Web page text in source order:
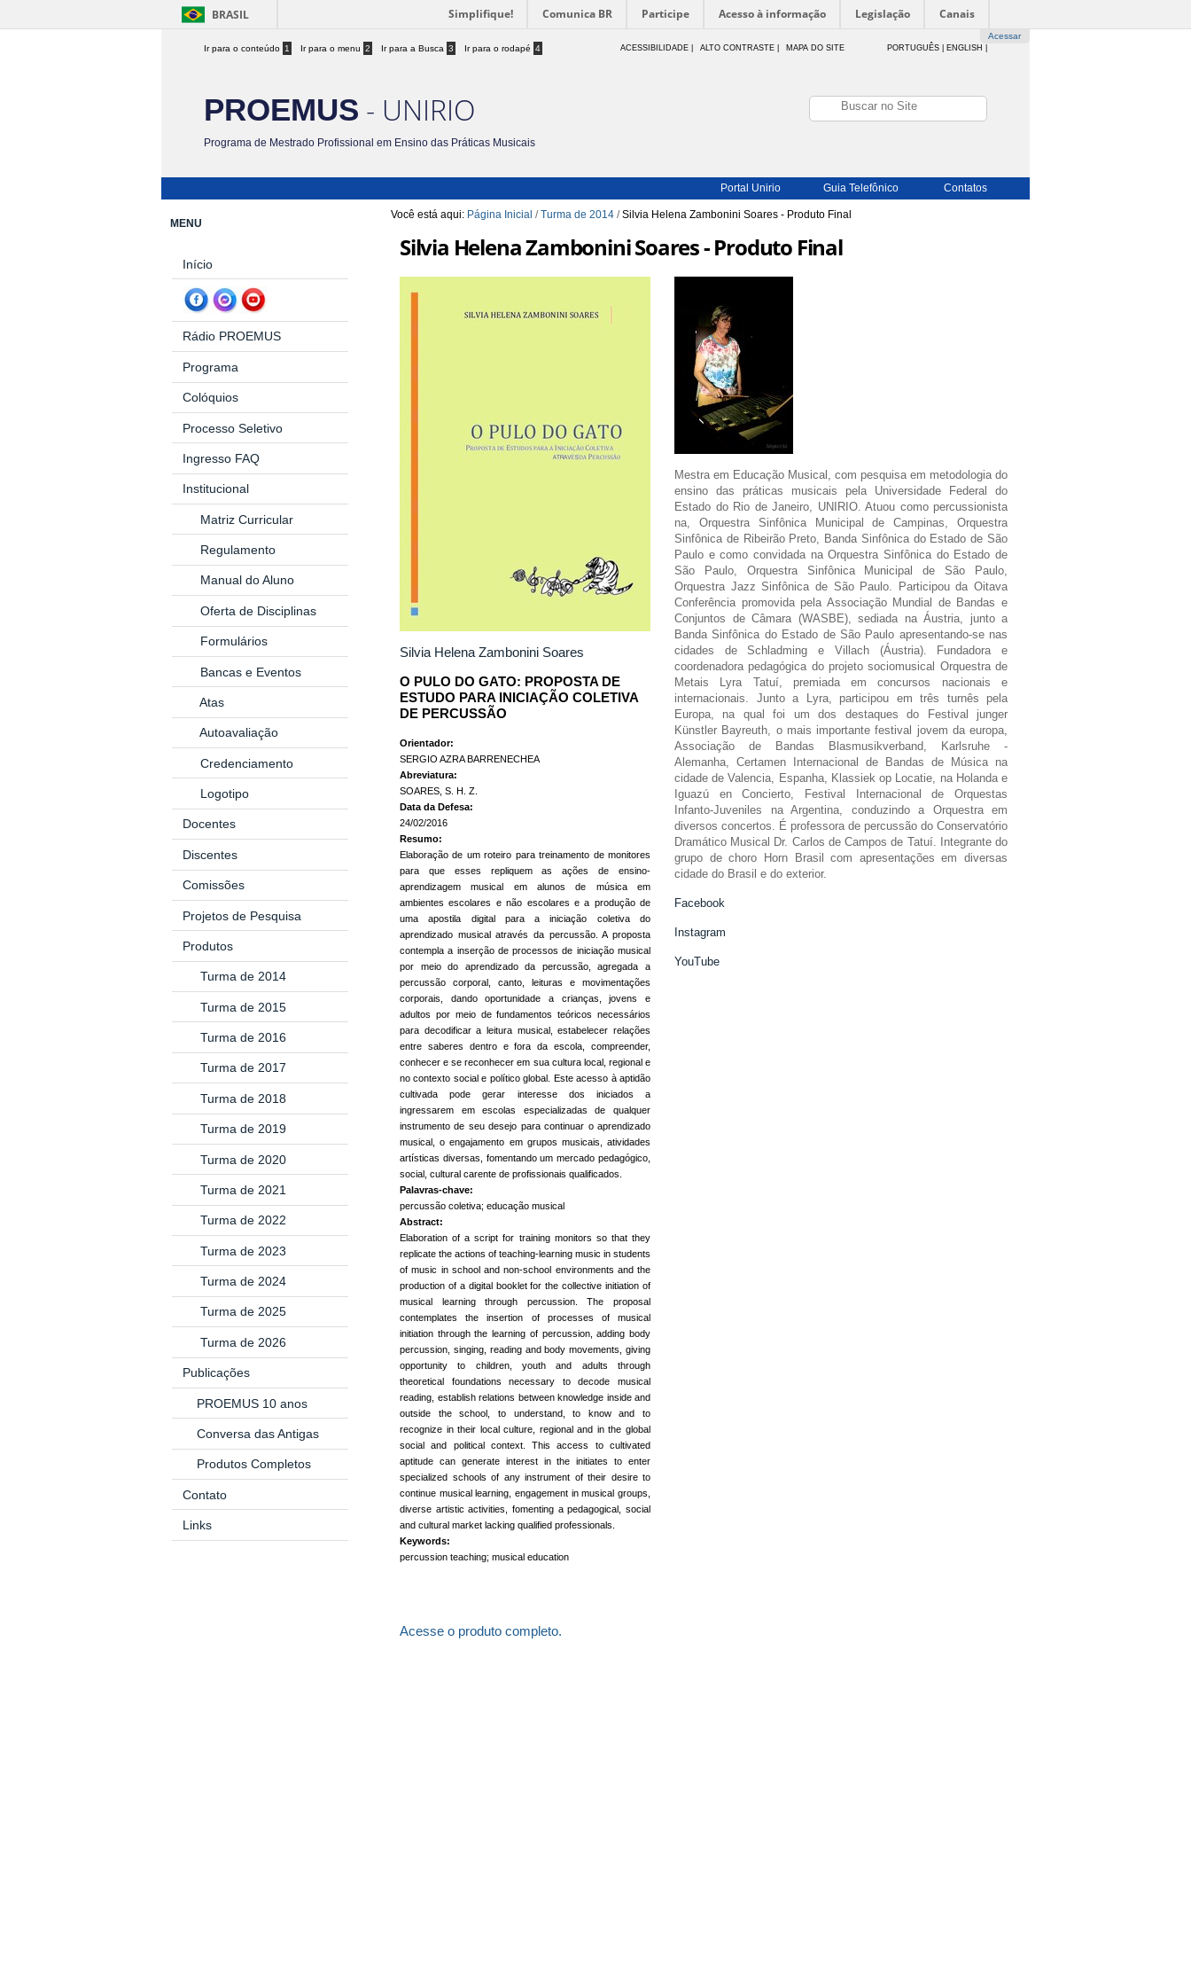
BRASIL Simplifique! Comunica BR Participe Acesso à informação Legislação Canais
Acessar
Ir para o conteúdo 1 Ir para o menu 2 Ir para a Busca 3 Ir para o rodapé 4 PORTUGUÊS | ENGLISH |
ACESSIBILIDADE ALTO CONTRASTE | MAPA DO SITE
PROEMUS - UNIRIO
Programa de Mestrado Profissional em Ensino das Práticas Musicais
Portal Unirio Guia Telefônico Contatos
Você está aqui: Página Inicial /Turma de 2014 /Silvia Helena Zambonini Soares - Produto Final
Silvia Helena Zambonini Soares - Produto Final
Silvia Helena Zambonini Soares
O PULO DO GATO: PROPOSTA DE
ESTUDO PARA INICIAÇÃO COLETIVA
DE PERCUSSÃO
Orientador:
SERGIO AZRA BARRENECHEA
Abreviatura:
SOARES, S. H. Z.
Data da Defesa:
24/02/2016
Resumo:
Elaboração de um roteiro para treinamento de monitores
para que esses repliquem as ações de ensino-
aprendizagem musical em alunos de música em
ambientes escolares e não escolares e a produção de
uma apostila digital para a iniciação coletiva do
aprendizado musical através da percussão. A proposta
contempla a inserção de processos de iniciação musical
por meio do aprendizado da percussão, agregada a
percussão corporal, canto, leituras e movimentações
corporais, dando oportunidade a crianças, jovens e
adultos por meio de fundamentos teóricos necessários
para decodificar a leitura musical, estabelecer relações
entre saberes dentro e fora da escola, compreender,
conhecer e se reconhecer em sua cultura local, regional e
no contexto social e político global. Este acesso à aptidão
cultivada pode gerar interesse dos iniciados a
ingressarem em escolas especializadas de qualquer
instrumento de seu desejo para continuar o aprendizado
musical, o engajamento em grupos musicais, atividades
artísticas diversas, fomentando um mercado pedagógico,
social, cultural carente de profissionais qualificados.
Palavras-chave:
percussão coletiva; educação musical
Abstract:
Elaboration of a script for training monitors so that they
replicate the actions of teaching-learning music in students
of music in school and non-school environments and the
production of a digital booklet for the collective initiation of
musical learning through percussion. The proposal
contemplates the insertion of processes of musical
initiation through the learning of percussion, adding body
percussion, singing, reading and body movements, giving
opportunity to children, youth and adults through
theoretical foundations necessary to decode musical
reading, establish relations between knowledge inside and
outside the school, to understand, to know and to
recognize in their local culture, regional and in the global
social and political context. This access to cultivated
aptitude can generate interest in the initiates to enter
specialized schools of any instrument of their desire to
continue musical learning, engagement in musical groups,
diverse artistic activities, fomenting a pedagogical, social
and cultural market lacking qualified professionals.
Keywords:
percussion teaching; musical education
Acesse o produto completo.
Mestra em Educação Musical, com pesquisa em metodologia do
ensino das práticas musicais pela Universidade Federal do
Estado do Rio de Janeiro, UNIRIO. Atuou como percussionista
na, Orquestra Sinfônica Municipal de Campinas, Orquestra
Sinfônica de Ribeirão Preto, Banda Sinfônica do Estado de São
Paulo e como convidada na Orquestra Sinfônica do Estado de
São Paulo, Orquestra Sinfônica Municipal de São Paulo,
Orquestra Jazz Sinfônica de São Paulo. Participou da Oitava
Conferência promovida pela Associação Mundial de Bandas e
Conjuntos de Câmara (WASBE), sediada na Áustria, junto a
Banda Sinfônica do Estado de São Paulo apresentando-se nas
cidades de Schladming e Villach (Áustria). Fundadora e
coordenadora pedagógica do projeto sociomusical Orquestra de
Metais Lyra Tatuí, premiada em concursos nacionais e
internacionais. Junto a Lyra, participou em três turnês pela
Europa, na qual foi um dos destaques do Festival junger
Künstler Bayreuth, o mais importante festival jovem da europa,
Associação de Bandas Blasmusikverband, Karlsruhe -
Alemanha, Certamen Internacional de Bandas de Música na
cidade de Valencia, Espanha, Klassiek op Locatie, na Holanda e
Iguazú en Concierto, Festival Internacional de Orquestas
Infanto-Juveniles na Argentina, conduzindo a Orquestra em
diversos concertos. É professora de percussão do Conservatório
Dramático Musical Dr. Carlos de Campos de Tatuí. Integrante do
grupo de choro Horn Brasil com apresentações em diversas
cidade do Brasil e do exterior.
Facebook
Instagram
YouTube
MENU
Início
Rádio PROEMUS
Programa
Colóquios
Processo Seletivo
IngressoFAQ
Institucional
Matriz Curricular
Regulamento
Manual do Aluno
Oferta de Disciplinas
Formulários
Bancas e Eventos
Atas
Autoavaliação
Credenciamento
Logotipo
Docentes
Discentes
Comissões
Projetos de Pesquisa
Produtos
Turma de 2014
Turma de 2015
Turma de 2016
Turma de 2017
Turma de 2018
Turma de 2019
Turma de 2020
Turma de 2021
Turma de 2022
Turma de 2023
Turma de 2024
Turma de 2025
Turma de 2026
Publicações
PROEMUS 10 anos
Conversa das Antigas
Produtos Completos
Contato
Links